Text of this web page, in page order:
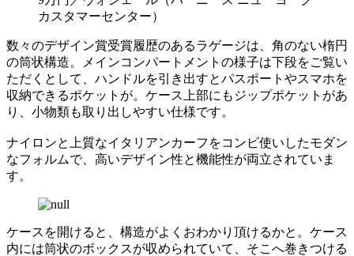
カスタマーセンター）
数々のデザイン賞受賞履歴のあるラゲージは、角のない楕円
の筒状構造。メインコンパートメントの様子は下段をご覧い
ただくとして、ハンドルを引き出すとパスポートやスマホを
収納できるポケットが。ケース上部にもジップポケットがあ
り、小物類も取り出しやすい仕様です。
ナイロンと上質なイタリアンカーフをコンビ使いしたモダン
なフォルムで、高いデザイン性と機能性が両立されていま
す。
ケースを開けると、構造がよくおわかり頂けるかと。ケース
内には筒状のボックスが収められていて、そこへ巻きつける